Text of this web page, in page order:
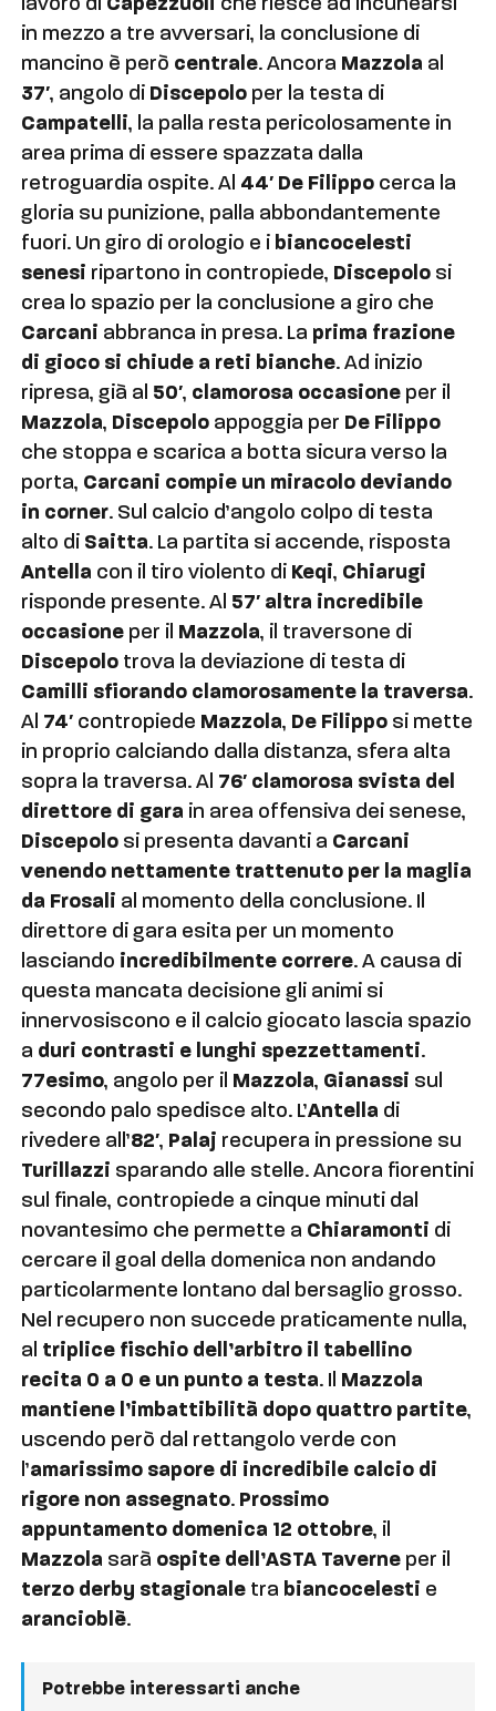
lavoro di Capezzuoli
che riesce ad incunearsi
in mezzo a tre avversari, la conclusione di
mancino è però centrale. Ancora Mazzola al
37′, angolo di Discepolo per la testa di
Campatelli, la palla resta pericolosamente in
area prima di essere spazzata dalla
retroguardia ospite. Al 44′ De Filippo cerca la
gloria su punizione, palla abbondantemente
fuori. Un giro di orologio e i biancocelesti
senesi ripartono in contropiede, Discepolo si
crea lo spazio per la conclusione a giro che
Carcani abbranca in presa. La prima frazione
di gioco si chiude a reti bianche. Ad inizio
ripresa, già al 50′, clamorosa occasione per il
Mazzola, Discepolo appoggia per De Filippo
che stoppa e scarica a botta sicura verso la
porta, Carcani compie un miracolo deviando
in corner. Sul calcio d’angolo colpo di testa
alto di Saitta. La partita si accende, risposta
Antella con il tiro violento di Keqi, Chiarugi
risponde presente. Al 57′ altra incredibile
occasione per il Mazzola, il traversone di
Discepolo trova la deviazione di testa di
Camilli sfiorando clamorosamente la traversa.
Al 74′ contropiede Mazzola, De Filippo si mette
in proprio calciando dalla distanza, sfera alta
sopra la traversa. Al 76′ clamorosa svista del
direttore di gara in area offensiva dei senese,
Discepolo si presenta davanti a Carcani
venendo nettamente trattenuto per la maglia
da Frosali al momento della conclusione. Il
direttore di gara esita per un momento
lasciando incredibilmente correre. A causa di
questa mancata decisione gli animi si
innervosiscono e il calcio giocato lascia spazio
a duri contrasti e lunghi spezzettamenti.
77esimo, angolo per il Mazzola, Gianassi sul
secondo palo spedisce alto. L’Antella di
rivedere all’82′, Palaj recupera in pressione su
Turillazzi sparando alle stelle. Ancora fiorentini
sul finale, contropiede a cinque minuti dal
novantesimo che permette a Chiaramonti di
cercare il goal della domenica non andando
particolarmente lontano dal bersaglio grosso.
Nel recupero non succede praticamente nulla,
al triplice fischio dell’arbitro il tabellino
recita 0 a 0 e un punto a testa. Il
Mazzola
mantiene l’imbattibilità dopo quattro partite,
uscendo però dal rettangolo verde con
l’amarissimo sapore di incredibile calcio di
rigore non assegnato. Prossimo
appuntamento domenica 12 ottobre, il
Mazzola sarà ospite dell’ASTA Taverne per il
terzo derby stagionale tra biancocelesti e
arancioblè.
Potrebbe interessarti anche